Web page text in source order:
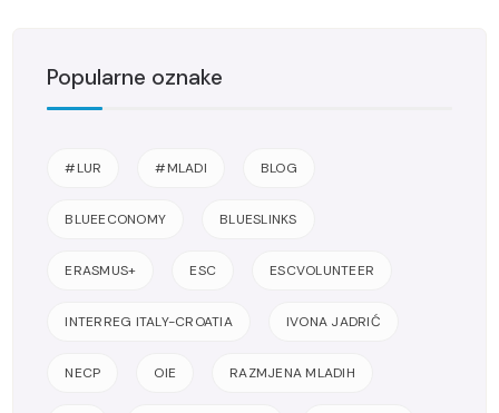
Popularne oznake
#LUR #MLADI BLOG
BLUEECONOMY BLUESLINKS
ERASMUS+ ESC ESCVOLUNTEER
INTERREG ITALY-CROATIA IVONA JADRIĆ
NECP OIE RAZMJENA MLADIH